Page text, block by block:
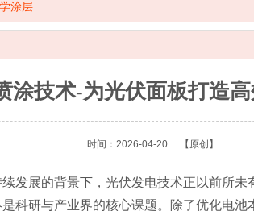
涂层
涂技术-为光伏面板打造
时间：2026-04-20 【原创】
发展的背景下，光伏发电技术正以前所未
科研与产业界的核心课题。除了优化电池